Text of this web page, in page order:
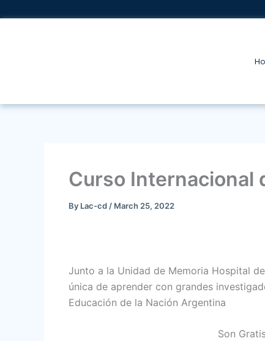
Curso Internacional
By Lac-cd / March 25, 2022
Junto a la Unidad de Memoria Hospital
única de aprender con grandes
Educación de la Nación Argentina
Son